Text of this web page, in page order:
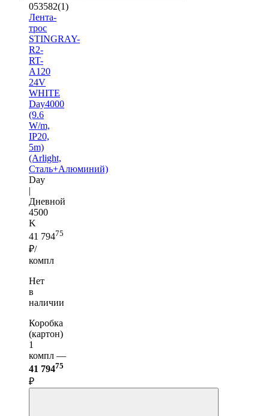
053582(1)
Лента-
трос
STINGRAY-
R2-
RT-
A120
24V
WHITE
Day4000
(9.6
W/m,
IP20,
5m)
(Arlight,
Сталь+Алюминий)
Day
|
Дневной
4500
K
41 79475
₽/
компл
Нет
в
наличии
Коробка
(картон)
1
компл —
41 79475
₽